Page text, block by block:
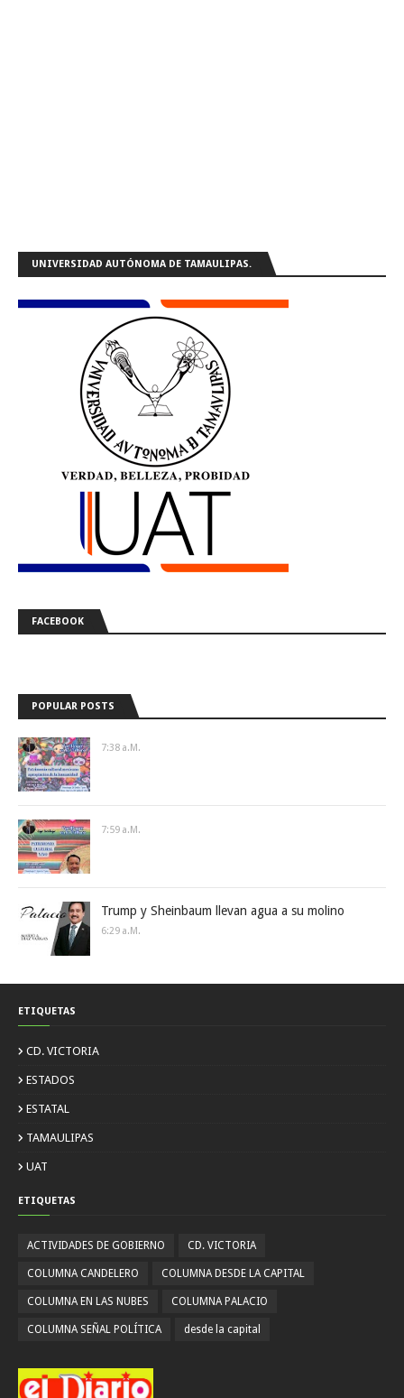
UNIVERSIDAD AUTÓNOMA DE TAMAULIPAS.
FACEBOOK
POPULAR POSTS
7:38 A.m.
7:59 A.m.
Trump y Sheinbaum llevan agua a su molino
6:29 A.m.
ETIQUETAS
CD. VICTORIA
ESTADOS
ESTATAL
TAMAULIPAS
UAT
ETIQUETAS
ACTIVIDADES DE GOBIERNO CD. VICTORIA
COLUMNA CANDELERO COLUMNA DESDE LA CAPITAL
COLUMNA EN LAS NUBES COLUMNA PALACIO
COLUMNA SEÑAL POLÍTICA desde la capital